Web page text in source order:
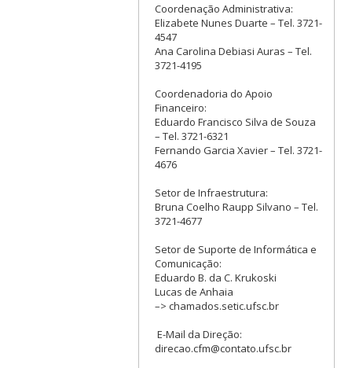
Coordenação Administrativa:
Elizabete Nunes Duarte – Tel. 3721-
4547
Ana Carolina Debiasi Auras – Tel.
3721-4195
Coordenadoria do Apoio
Financeiro:
Eduardo Francisco Silva de Souza
– Tel. 3721-6321
Fernando Garcia Xavier – Tel. 3721-
4676
Setor de Infraestrutura:
Bruna Coelho Raupp Silvano – Tel.
3721-4677
Setor de Suporte de Informática e
Comunicação:
Eduardo B. da C. Krukoski
Lucas de Anhaia
–> chamados.setic.ufsc.br
E-Mail da Direção:
direcao.cfm@contato.ufsc.br